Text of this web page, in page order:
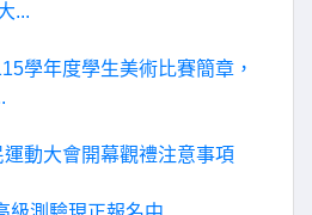
...
學年度學生美術比賽簡章，
動大會開幕觀禮注意事項